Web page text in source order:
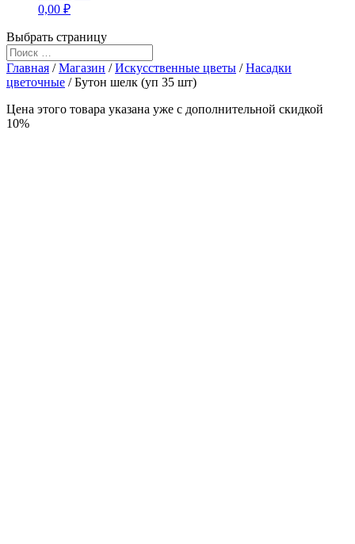
0,00 ₽
Выбрать страницу
Главная /Магазин /Искусственные цветы /Насадки
цветочные / Бутон шелк (уп 35 шт)
Цена этого товара указана уже c дополнительной скидкой
10%